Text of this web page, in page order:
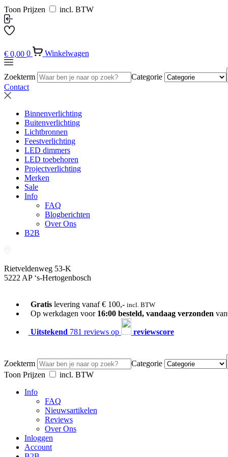
Toon Prijzen incl. BTW
€ 0,00 0 Winkelwagen
Zoekterm
Categorie
Contact
Binnenverlichting
Buitenverlichting
Lichtbronnen
Feestverlichting
LED dimmers
LED toebehoren
Projectverlichting
Merken
Sale
Info
FAQ
Blogberichten
Over Ons
B2B
Rietveldenweg 53-K
5222 AP ‘s-Hertogenbosch
Gratislevering vanaf € 100,- incl. BTW
Op werkdagen voor 16:00 besteld, vandaag verzonden
Uitstekend 781 reviews op reviewscore
Zoekterm
Categorie
Toon Prijzen
incl. BTW
Info
FAQ
Nieuwsartikelen
Reviews
Over Ons
Inloggen
Account